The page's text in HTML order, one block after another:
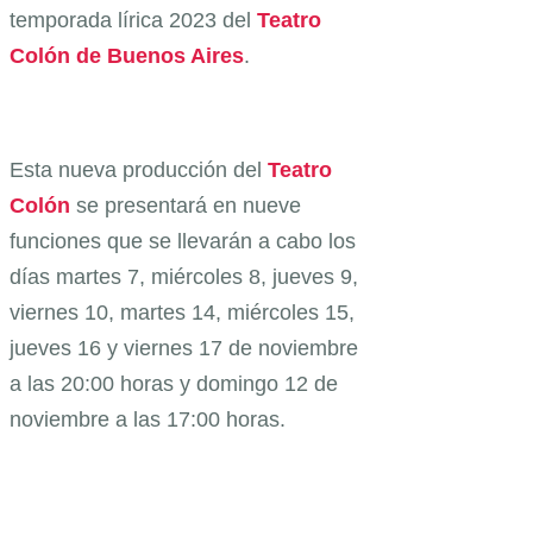
temporada lírica 2023 del Teatro
Colón de Buenos Aires.
Esta nueva producción del Teatro
Colón se presentará en nueve
funciones que se llevarán a cabo los
días martes 7, miércoles 8, jueves 9,
viernes 10, martes 14, miércoles 15,
jueves 16 y viernes 17 de noviembre
a las 20:00 horas y domingo 12 de
noviembre a las 17:00 horas.